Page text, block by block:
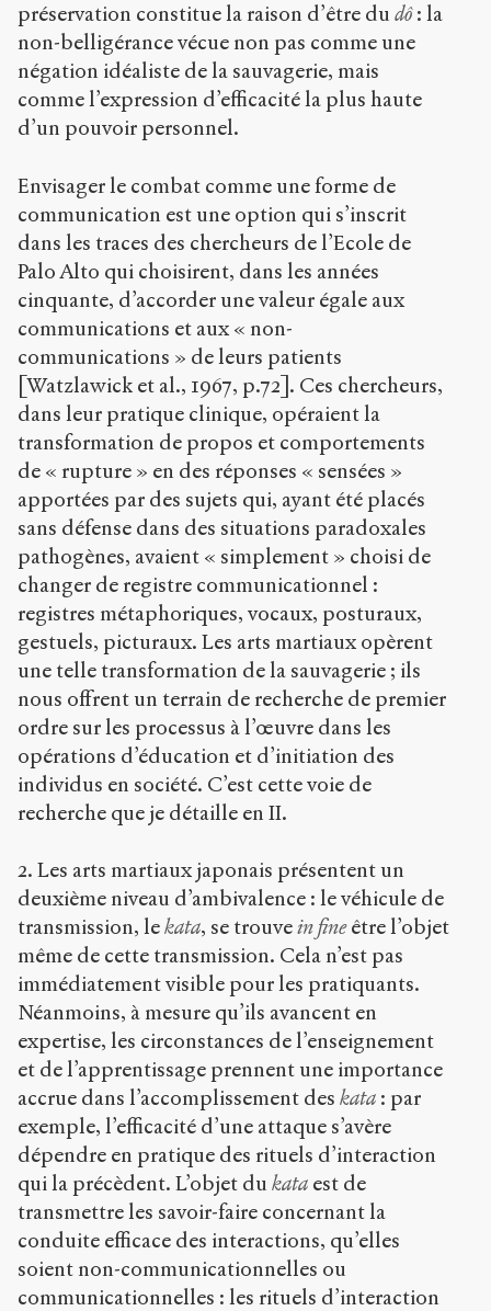
préservation constitue la raison d’être du dô: la
non-belligérance vécue non pas comme une
négation idéaliste de la sauvagerie, mais
comme l’expression d’efficacité la plus haute
d’un pouvoir personnel.
Envisager le combat comme une forme de
communication est une option qui s’inscrit
dans les traces des chercheurs de l’Ecole de
Palo Alto qui choisirent, dans les années
cinquante, d’accorder une valeur égale aux
communications et aux « non-
communications » de leurs patients
[Watzlawick et al., 1967, p.72]. Ces chercheurs,
dans leur pratique clinique, opéraient la
transformation de propos et comportements
de « rupture » en des réponses « sensées »
apportées par des sujets qui, ayant été placés
sans défense dans des situations paradoxales
pathogènes, avaient « simplement » choisi de
changer de registre communicationnel :
registres métaphoriques, vocaux, posturaux,
gestuels, picturaux. Les arts martiaux opèrent
une telle transformation de la sauvagerie ; ils
nous offrent un terrain de recherche de premier
ordre sur les processus à l’œuvre dans les
opérations d’éducation et d’initiation des
individus en société. C’est cette voie de
recherche que je détaille en II.
2. Les arts martiaux japonais présentent un
deuxième niveau d’ambivalence : le véhicule de
transmission, lekata, se trouvein fineêtre l’objet
même de cette transmission. Cela n’est pas
immédiatement visible pour les pratiquants.
Néanmoins, à mesure qu’ils avancent en
expertise, les circonstances de l’enseignement
et de l’apprentissage prennent une importance
accrue dans l’accomplissement des kata : par
exemple, l’efficacité d’une attaque s’avère
dépendre en pratique des rituels d’interaction
qui la précèdent. L’objet du kata est de
transmettre les savoir-faire concernant la
conduite efficace des interactions, qu’elles
soient non-communicationnelles ou
communicationnelles : les rituels d’interaction